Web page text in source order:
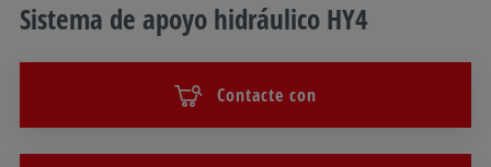
Sistema de apoyo hidráulico HY4
Contacte con